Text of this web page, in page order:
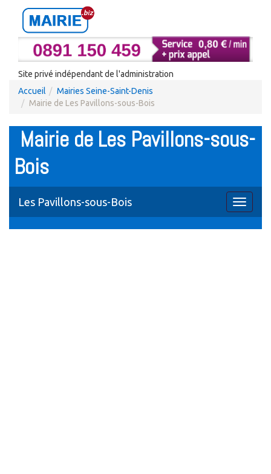
Site privé indépendant de l'administration
Accueil
Mairies Seine-Saint-Denis
Mairie de Les Pavillons-sous-Bois
Mairie de Les Pavillons-sous-
Bois
Toggle
Les Pavillons-sous-Bois